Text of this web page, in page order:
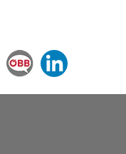
ÖBB Corporate Blog
LinkedIn